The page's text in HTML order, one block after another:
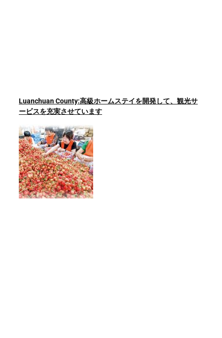
Luanchuan County:高級ホームステイを開発して、観光サ
ービスを充実させています